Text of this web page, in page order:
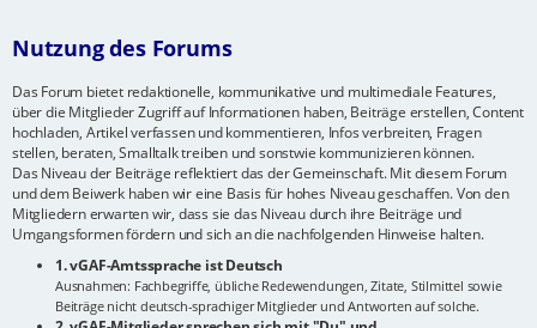
Nutzung des Forums
Das Forum bietet redaktionelle, kommunikative und multimediale Features,
über die Mitglieder Zugriff auf Informationen haben, Beiträge erstellen, Content
hochladen, Artikel verfassen und kommentieren, Infos verbreiten, Fragen
stellen, beraten, Smalltalk treiben und sonstwie kommunizieren können.
Das Niveau der Beiträge reflektiert das der Gemeinschaft. Mit diesem Forum
und dem Beiwerk haben wir eine Basis für hohes Niveau geschaffen. Von den
Mitgliedern erwarten wir, dass sie das Niveau durch ihre Beiträge und
Umgangsformen fördern und sich an die nachfolgenden Hinweise halten.
1. vGAF-Amtssprache ist Deutsch
Ausnahmen: Fachbegriffe, übliche Redewendungen, Zitate, Stilmittel sowie
Beiträge nicht deutsch-sprachiger Mitglieder und Antworten auf solche.